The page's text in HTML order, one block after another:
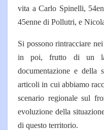
vita a Carlo Spinelli,
45enne di Pollutri, e
Si possono rintracciare
in poi, frutto di un
documentazione e della
articoli in cui abbiamo
scenario regionale sul
evoluzione della
di questo territorio.